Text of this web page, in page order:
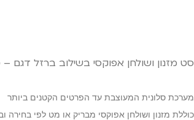
סט מזנון ושולחן אפוקסי בשילוב ברזל דגם –
מערכת סלונית המעוצבת עד הפרטים הקטנים ביותר
כוללת מזנון ושולחן אפוקסי מבריק או מט לפי בחירה